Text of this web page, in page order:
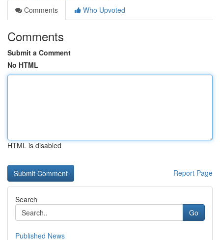
Comments
Who Upvoted
Comments
Submit a Comment
No HTML
HTML is disabled
Report Page
Search
Go
Published News